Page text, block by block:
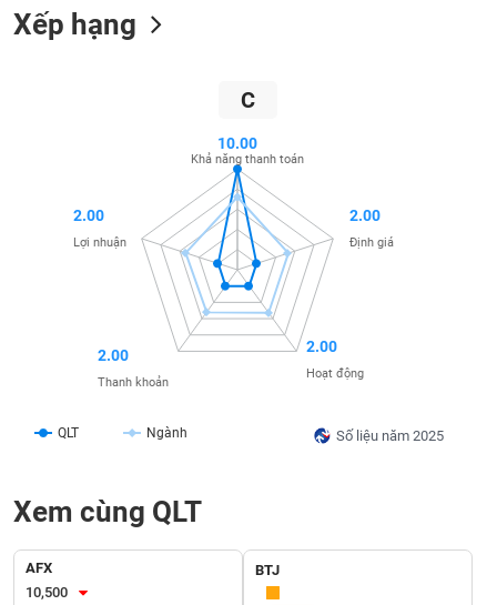
liệu
Xếp hạng
C
Số liệu năm 2025
QLT Ngành
10.00
Khả năng thanh toán
2.00
Định giá
2.00
Hoạt động
2.00
Thanh khoản
2.00
Lợi nhuận
Xem cùng QLT
AFX
10,500
BTJ
SÓC
SỨC
KHỎE